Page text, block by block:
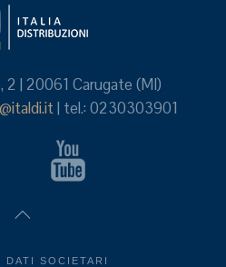
2 | 20061 Carugate (MI)
| tel.: 0230303901
DATI SOCIETARI